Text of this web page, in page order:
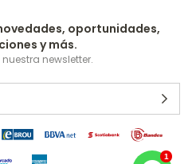
oportunidades,
y más.
newsletter.